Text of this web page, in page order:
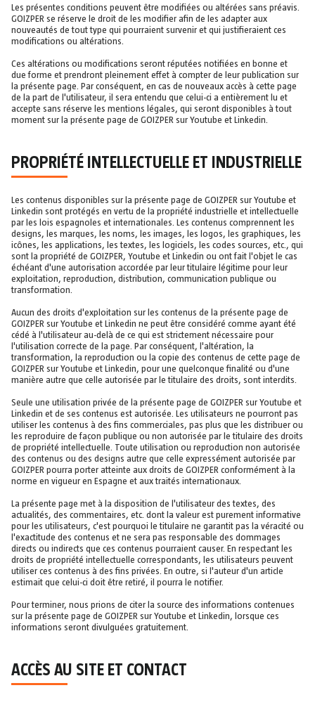
Les présentes conditions peuvent être modifiées ou altérées sans préavis.
GOIZPER se réserve le droit de les modifier afin de les adapter aux
nouveautés de tout type qui pourraient survenir et qui justifieraient ces
modifications ou altérations.
Ces altérations ou modifications seront réputées notifiées en bonne et
due forme et prendront pleinement effet à compter de leur publication sur
la présente page. Par conséquent, en cas de nouveaux accès à cette page
de la part de l'utilisateur, il sera entendu que celui-ci a entièrement lu et
accepte sans réserve les mentions légales, qui seront disponibles à tout
moment sur la présente page de GOIZPER sur Youtube et Linkedin.
PROPRIÉTÉ INTELLECTUELLE ET INDUSTRIELLE
Les contenus disponibles sur la présente page de GOIZPER sur Youtube et
Linkedin sont protégés en vertu de la propriété industrielle et intellectuelle
par les lois espagnoles et internationales. Les contenus comprennent les
designs, les marques, les noms, les images, les logos, les graphiques, les
icônes, les applications, les textes, les logiciels, les codes sources, etc., qui
sont la propriété de GOIZPER, Youtube et Linkedin ou ont fait l'objet le cas
échéant d'une autorisation accordée par leur titulaire légitime pour leur
exploitation, reproduction, distribution, communication publique ou
transformation.
Aucun des droits d'exploitation sur les contenus de la présente page de
GOIZPER sur Youtube et Linkedin ne peut être considéré comme ayant été
cédé à l'utilisateur au-delà de ce qui est strictement nécessaire pour
l'utilisation correcte de la page. Par conséquent, l'altération, la
transformation, la reproduction ou la copie des contenus de cette page de
GOIZPER sur Youtube et Linkedin, pour une quelconque finalité ou d'une
manière autre que celle autorisée par le titulaire des droits, sont interdits.
Seule une utilisation privée de la présente page de GOIZPER sur Youtube et
Linkedin et de ses contenus est autorisée. Les utilisateurs ne pourront pas
utiliser les contenus à des fins commerciales, pas plus que les distribuer ou
les reproduire de façon publique ou non autorisée par le titulaire des droits
de propriété intellectuelle. Toute utilisation ou reproduction non autorisée
des contenus ou des designs autre que celle expressément autorisée par
GOIZPER pourra porter atteinte aux droits de GOIZPER conformément à la
norme en vigueur en Espagne et aux traités internationaux.
La présente page met à la disposition de l'utilisateur des textes, des
actualités, des commentaires, etc. dont la valeur est purement informative
pour les utilisateurs, c'est pourquoi le titulaire ne garantit pas la véracité ou
l'exactitude des contenus et ne sera pas responsable des dommages
directs ou indirects que ces contenus pourraient causer. En respectant les
droits de propriété intellectuelle correspondants, les utilisateurs peuvent
utiliser ces contenus à des fins privées. En outre, si l'auteur d'un article
estimait que celui-ci doit être retiré, il pourra le notifier.
Pour terminer, nous prions de citer la source des informations contenues
sur la présente page de GOIZPER sur Youtube et Linkedin, lorsque ces
informations seront divulguées gratuitement.
ACCÈS AU SITE ET CONTACT